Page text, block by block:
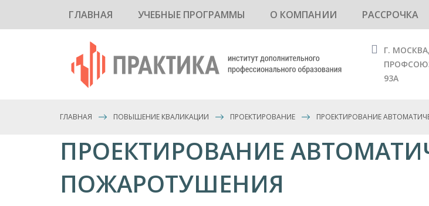
ГЛАВНАЯ УЧЕБНЫЕ ПРОГРАММЫ О КОМПАНИИ РАССРОЧКА
Г. МОСКВА,
93А
ГЛАВНАЯ ПОВЫШЕНИЕ КВАЛИКАЦИИ ПРОЕКТИРОВАНИЕ ПРОЕКТИРОВАНИЕ
ПРОЕКТИРОВАНИЕ
ПОЖАРОТУШЕНИЯ